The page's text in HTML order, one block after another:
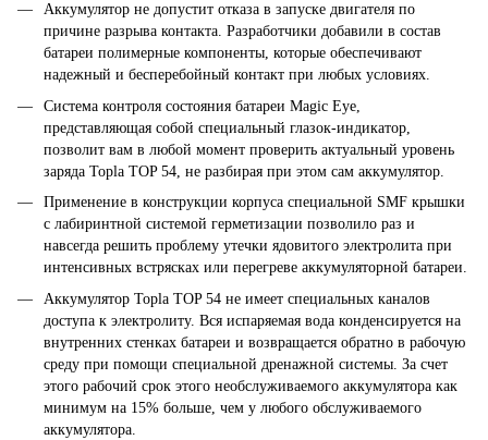
Аккумулятор не допустит отказа в запуске двигателя по
причине разрыва контакта. Разработчики добавили в состав
батареи полимерные компоненты, которые обеспечивают
надежный и бесперебойный контакт при любых условиях.
Система контроля состояния батареи Magic Eye,
представляющая собой специальный глазок-индикатор,
позволит вам в любой момент проверить актуальный уровень
заряда Topla TOP 54, не разбирая при этом сам аккумулятор.
Применение в конструкции корпуса специальной SMF крышки
с лабиринтной системой герметизации позволило раз и
навсегда решить проблему утечки ядовитого электролита при
интенсивных встрясках или перегреве аккумуляторной батареи.
Аккумулятор Topla TOP 54 не имеет специальных каналов
доступа к электролиту. Вся испаряемая вода конденсируется на
внутренних стенках батареи и возвращается обратно в рабочую
среду при помощи специальной дренажной системы. За счет
этого рабочий срок этого необслуживаемого аккумулятора как
минимум на 15% больше, чем у любого обслуживаемого
аккумулятора.